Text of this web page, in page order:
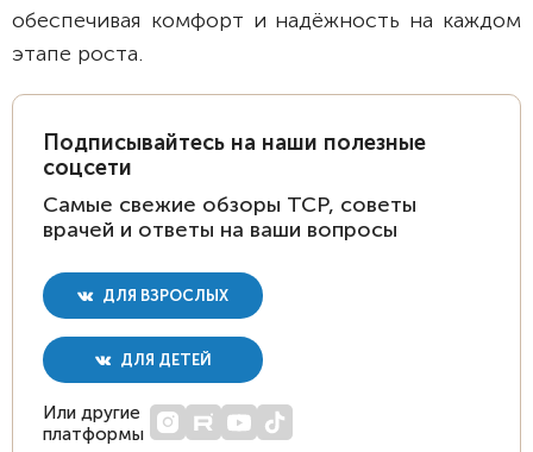
обеспечивая комфорт и надёжность на каждом
этапе роста.
Подписывайтесь на наши полезные
соцсети
Самые свежие обзоры ТСР, советы
врачей и ответы на ваши вопросы
ДЛЯ ВЗРОСЛЫХ
ДЛЯ ДЕТЕЙ
Или другие
платформы